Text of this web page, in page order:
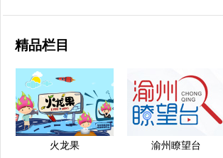
精品栏目
火龙果 渝州瞭望台